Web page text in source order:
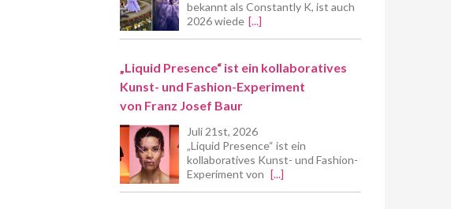
bekannt als Constantly K, ist auch
2026 wiede [...]
„Liquid Presence“ ist ein kollaboratives
Kunst- und Fashion-Experiment
von Franz Josef Baur
Juli 21st, 2026
„Liquid Presence“ ist ein
kollaboratives Kunst- und Fashion-
Experiment von [...]